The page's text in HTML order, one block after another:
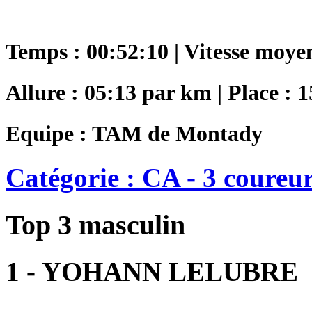
Temps : 00:52:10 | Vitesse
Allure : 05:13 par km | Place :
Equipe : TAM de Montady
Catégorie : CA - 3
Top 3 masculin
1 - YOHANN LELUBRE